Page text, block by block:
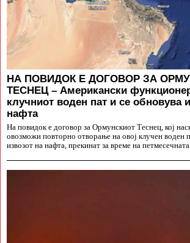
НА ПОВИДОК Е ДОГОВОР ЗА
ТЕСНЕЦ – Американски
клучниот воден пат и се обновува
нафта
На повидок е договор за Ормунскиот Теснец, кој
овозможи повторно отворање на овој клучен воден
извозот на нафта, прекинат за време на петмесечната